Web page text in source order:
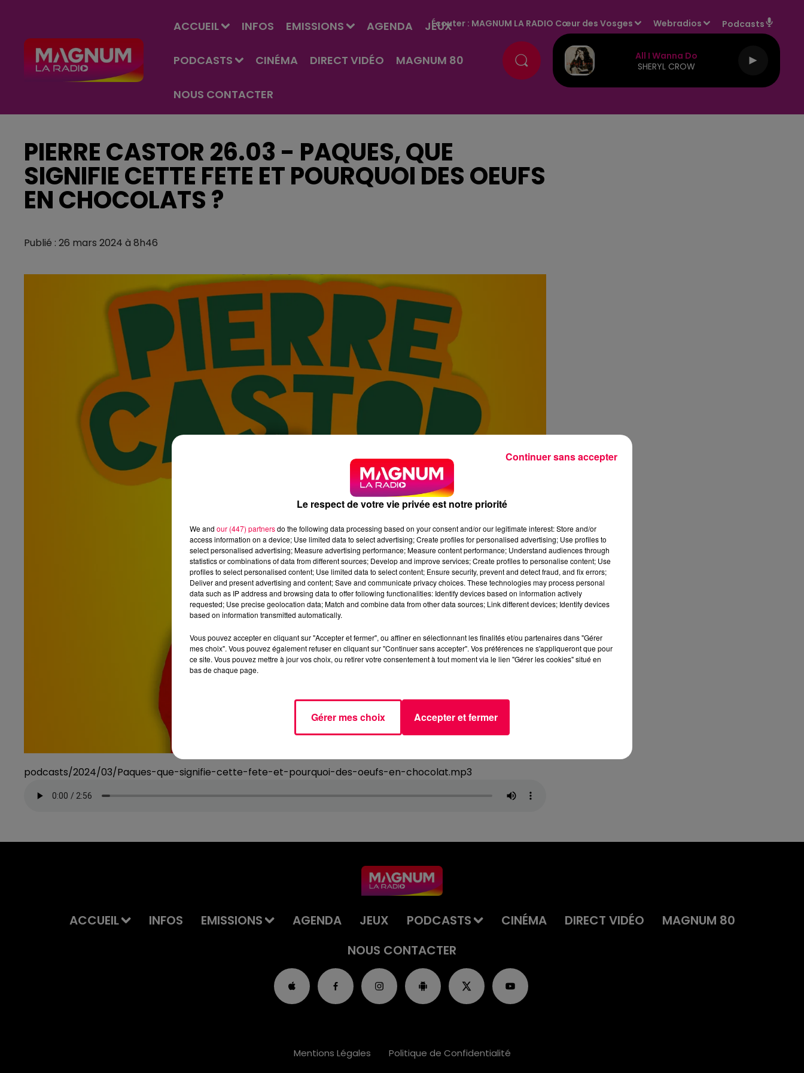
ACCUEIL INFOS EMISSIONS AGENDA JEUX
PODCASTS CINÉMA DIRECT VIDÉO MAGNUM 80
NOUS CONTACTER
Écouter : MAGNUM LA RADIO Cœur des Vosges Webradios Podcasts
All I Wanna Do
SHERYL CROW
PIERRE CASTOR 26.03 - PAQUES, QUE
SIGNIFIE CETTE FETE ET POURQUOI DES OEUFS
EN CHOCOLATS ?
Publié : 26 mars 2024 à 8h46
podcasts/2024/03/Paques-que-signifie-cette-fete-et-pourquoi-des-oeufs-en-chocolat.mp3
ACCUEIL INFOS EMISSIONS AGENDA JEUX PODCASTS CINÉMA DIRECT VIDÉO
MAGNUM 80
NOUS CONTACTER
Mentions Légales Politique de Confidentialité
Le respect de votre vie privée est notre priorité
We and our (447) partnersdo the following data processing based on your consent and/or our legitimate interest: Store and/or
access information on a device; Use limited data to select advertising; Create profiles for personalised advertising; Use profiles to
select personalised advertising; Measure advertising performance; Measure content performance; Understand audiences through
statistics or combinations of data from different sources; Develop and improve services; Create profiles to personalise content; Use
profiles to select personalised content; Use limited data to select content; Ensure security, prevent and detect fraud, and fix errors;
Deliver and present advertising and content; Save and communicate privacy choices. These technologies may process personal
data such as IP address and browsing data to offer following functionalities: Identify devices based on information actively
requested; Use precise geolocation data; Match and combine data from other data sources; Link different devices; Identify devices
based on information transmitted automatically.
Vous pouvez accepter en cliquant sur "Accepter et fermer", ou affiner en sélectionnant les finalités et/ou partenaires dans "Gérer
mes choix". Vous pouvez également refuser en cliquant sur "Continuer sans accepter". Vos préférences ne s'appliqueront que pour
ce site. Vous pouvez mettre à jour vos choix, ou retirer votre consentement à tout moment via le lien "Gérer les cookies" situé en
bas de chaque page.
Gérer mes choix Accepter et fermer
Continuer sans accepter